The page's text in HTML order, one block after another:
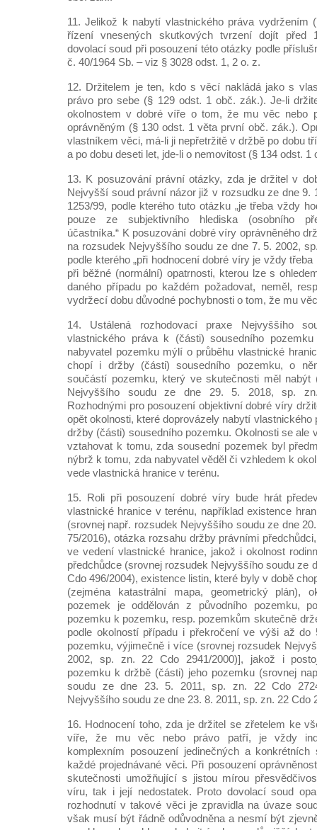
11. Jelikož k nabytí vlastnického práva vydržením
řízení vnesených skutkových tvrzení dojít před
dovolací soud při posouzení této otázky podle
č. 40/1964 Sb. – viz § 3028 odst. 1, 2 o. z.
12. Držitelem je ten, kdo s věcí nakládá jako s
právo pro sebe (§ 129 odst. 1 obč. zák.). Je-li
okolnostem v dobré víře o tom, že mu věc nebo
oprávněným (§ 130 odst. 1 věta první obč. zák.).
vlastníkem věci, má-li ji nepřetržitě v držbě po dobu
a po dobu deseti let, jde-li o nemovitost (§ 134 odst. 1
13. K posuzování právní otázky, zda je držitel v
Nejvyšší soud právní názor již v rozsudku ze dne 9.
1253/99, podle kterého tuto otázku „je třeba vždy
pouze ze subjektivního hlediska (osobního
účastníka.“ K posuzování dobré víry oprávněného
na rozsudek Nejvyššího soudu ze dne 7. 5. 2002,
podle kterého „při hodnocení dobré víry je vždy
při běžné (normální) opatrnosti, kterou lze s
daného případu po každém požadovat, neměl,
vydržecí dobu důvodné pochybnosti o tom, že mu
14. Ustálená rozhodovací praxe Nejvyššího
vlastnického práva k (části) sousedního
nabyvatel pozemku mýlí o průběhu vlastnické
chopí i držby (části) sousedního pozemku, o
součástí pozemku, který ve skutečnosti měl nabýt
Nejvyššího soudu ze dne 29. 5. 2018, sp.
Rozhodnými pro posouzení objektivní dobré víry
opět okolnosti, které doprovázely nabytí
držby (části) sousedního pozemku. Okolnosti se ale
vztahovat k tomu, zda sousední pozemek byl
nýbrž k tomu, zda nabyvatel věděl či vzhledem k
vede vlastnická hranice v terénu.
15. Roli při posouzení dobré víry bude hrát
vlastnické hranice v terénu, například existence
(srovnej např. rozsudek Nejvyššího soudu ze dne
75/2016), otázka rozsahu držby právními
ve vedení vlastnické hranice, jakož i okolnost
předchůdce (srovnej rozsudek Nejvyššího soudu ze
Cdo 496/2004), existence listin, které byly v době
(zejména katastrální mapa, geometrický plán),
pozemek je oddělován z původního pozemku,
pozemku k pozemku, resp. pozemkům skutečně
podle okolností případu i překročení ve výši až do
pozemku, výjimečně i více (srovnej rozsudek
2002, sp. zn. 22 Cdo 2941/2000)], jakož i
pozemku k držbě (části) jeho pozemku (srovnej
soudu ze dne 23. 5. 2011, sp. zn. 22 Cdo
Nejvyššího soudu ze dne 23. 8. 2011, sp. zn. 22 Cdo
16. Hodnocení toho, zda je držitel se zřetelem ke
víře, že mu věc nebo právo patří, je vždy
komplexním posouzení jedinečných a
každé projednávané věci. Při posouzení
skutečnosti umožňující s jistou mírou
víru, tak i její nedostatek. Proto dovolací soud
rozhodnutí v takové věci je zpravidla na úvaze
však musí být řádně odůvodněna a nesmí být